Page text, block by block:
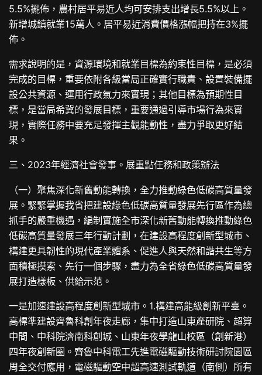
5.5%擺佈，農村居平易近人均可安排支出增長5.5%以上。
新增城鎮就業15萬人。居平易近消費價格漲幅把持在3%擺
佈。
需求說明的是，資源環境和就業目標為約束性目標，是必須
完成的目標，重要依附各級當局正確實行職責、設置裝備擺
設公共資源、運用行政氣力來實現；其他目標為預期性目
標，是當局希冀的發展目標，重要通過引導市場行為來實
現，實際任務中要充足發揮主觀能動性，盡力爭取更好結
果。
三、2023年經濟社會發事。展重點任務和政策辦法
（一）聚焦深化新舊動能轉換，全力推動綠色低碳高質量發
展。緊緊掌握我省把建設綠色低碳高質量發展先行區作為總
抓手的嚴重機遇，編制實施全市深化新舊動能轉換推動綠色
低碳高質量發展三年行動計劃，在建設高程度創新型城市、
構建更具韌性的現代產業體系、促進人與天然和諧共生等方
面積極摸索、先行一個步驟，盡力為全省綠色低碳高質量發
展打造樣板、供給示范。
一是加速建設高程度創新型城市。1.構建高能級創新平臺。
高標準建設齊魯科創年夜走廊，集中打造山東產研院、超算
中間、中科院濟南科創城、山東年夜學龍山校區（創新港）
四年夜創新圈。齊魯中科電工先進電磁驅動技術研討院園區
周全交付應用，電磁驅動空中超高速測試軌道（南側）所有